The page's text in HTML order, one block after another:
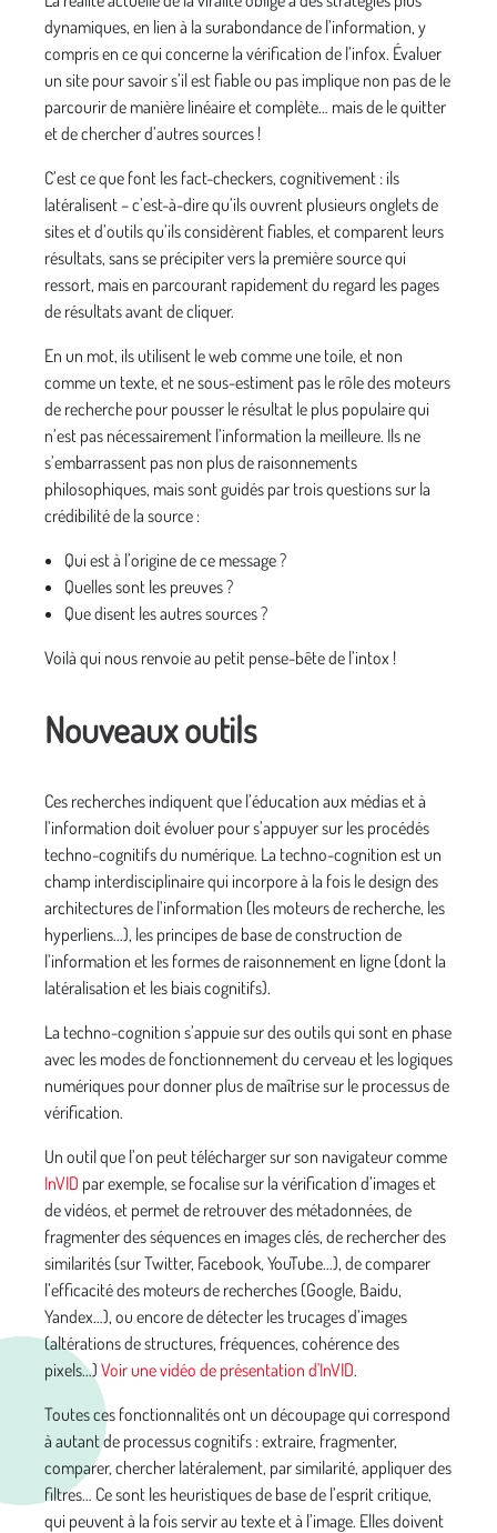
dynamiques, en lien à la surabondance de l’information, y
compris en ce qui concerne la vérification de l’infox. Évaluer
un site pour savoir s’il est fiable ou pas implique non pas de le
parcourir de manière linéaire et complète… mais de le quitter
et de chercher d’autres sources !
C’est ce que font les fact-checkers, cognitivement : ils
latéralisent – c’est-à-dire qu’ils ouvrent plusieurs onglets de
sites et d’outils qu’ils considèrent fiables, et comparent leurs
résultats, sans se précipiter vers la première source qui
ressort, mais en parcourant rapidement du regard les pages
de résultats avant de cliquer.
En un mot, ils utilisent le web comme une toile, et non
comme un texte, et ne sous-estiment pas le rôle des moteurs
de recherche pour pousser le résultat le plus populaire qui
n’est pas nécessairement l’information la meilleure. Ils ne
s’embarrassent pas non plus de raisonnements
philosophiques, mais sont guidés par trois questions sur la
crédibilité de la source :
Qui est à l’origine de ce message ?
Quelles sont les preuves ?
Que disent les autres sources ?
Voilà qui nous renvoie au petit pense-bête de l’intox !
Nouveaux outils
Ces recherches indiquent que l’éducation aux médias et à
l’information doit évoluer pour s’appuyer sur les procédés
techno-cognitifs du numérique. La techno-cognition est un
champ interdisciplinaire qui incorpore à la fois le design des
architectures de l’information (les moteurs de recherche, les
hyperliens…), les principes de base de construction de
l’information et les formes de raisonnement en ligne (dont la
latéralisation et les biais cognitifs).
La techno-cognition s’appuie sur des outils qui sont en phase
avec les modes de fonctionnement du cerveau et les logiques
numériques pour donner plus de maîtrise sur le processus de
vérification.
Un outil que l’on peut télécharger sur son navigateur comme
InVID par exemple, se focalise sur la vérification d’images et
de vidéos, et permet de retrouver des métadonnées, de
fragmenter des séquences en images clés, de rechercher des
similarités (sur Twitter, Facebook, YouTube…), de comparer
l’efficacité des moteurs de recherches (Google, Baidu,
Yandex…), ou encore de détecter les trucages d’images
(altérations de structures, fréquences, cohérence des
pixels…) Voir une vidéo de présentation d'InVID.
Toutes ces fonctionnalités ont un découpage qui correspond
à autant de processus cognitifs : extraire, fragmenter,
comparer, chercher latéralement, par similarité, appliquer des
filtres… Ce sont les heuristiques de base de l’esprit critique,
qui peuvent à la fois servir au texte et à l’image. Elles doivent